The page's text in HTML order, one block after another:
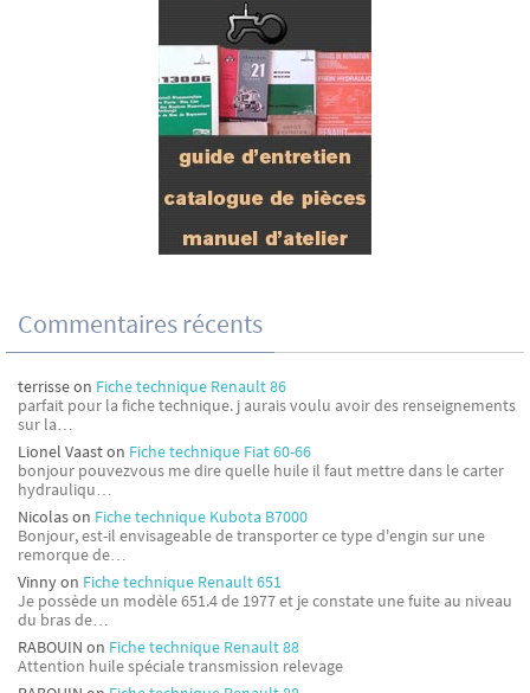
Commentaires récents
terrisseon Fiche technique Renault 86
parfait pour la fiche technique. j aurais voulu avoir des renseignements
sur la…
Lionel Vaaston Fiche technique Fiat 60-66
bonjour pouvezvous me dire quelle huile il faut mettre dans le carter
hydrauliqu…
Nicolason Fiche technique Kubota B7000
Bonjour, est-il envisageable de transporter ce type d'engin sur une
remorque de…
Vinnyon Fiche technique Renault 651
Je possède un modèle 651.4 de 1977 et je constate une fuite au niveau
du bras de…
RABOUIN on Fiche technique Renault 88
Attention huile spéciale transmission relevage